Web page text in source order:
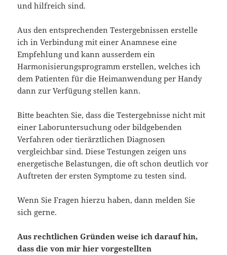
und hilfreich sind.
Aus den entsprechenden Testergebnissen erstelle
ich in Verbindung mit einer Anamnese eine
Empfehlung und kann ausserdem ein
Harmonisierungsprogramm erstellen, welches ich
dem Patienten für die Heimanwendung per Handy
dann zur Verfügung stellen kann.
Bitte beachten Sie, dass die Testergebnisse nicht mit
einer Laboruntersuchung oder bildgebenden
Verfahren oder tierärztlichen Diagnosen
vergleichbar sind. Diese Testungen zeigen uns
energetische Belastungen, die oft schon deutlich vor
Auftreten der ersten Symptome zu testen sind.
Wenn Sie Fragen hierzu haben, dann melden Sie
sich gerne.
Aus rechtlichen Gründen weise ich darauf hin,
dass die von mir hier vorgestellten